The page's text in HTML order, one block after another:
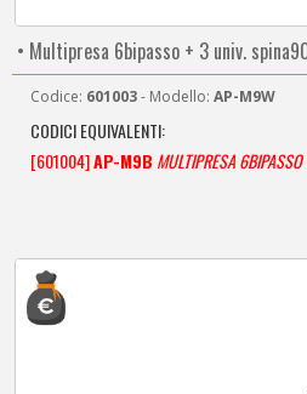
• Multipresa 6bipasso + 3 univ.
Codice: 601003- Modello: AP-M9W
CODICI EQUIVALENTI:
[601004]AP-M9B MULTIPRESA